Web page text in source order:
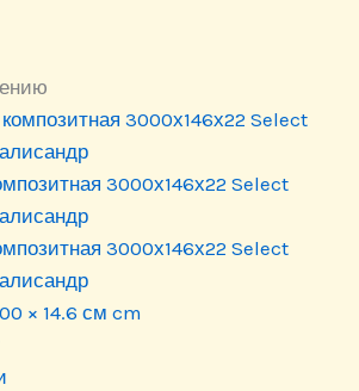
3000х146х22 Select
3000х146х22 Select
× 14.6 см cm